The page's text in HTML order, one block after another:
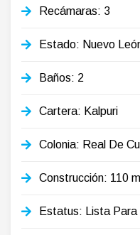
Recámaras: 3
Estado: Nuevo
Baños: 2
Cartera: Kalpuri
Colonia: Real De
Construcción: 110
Estatus: Lista Para